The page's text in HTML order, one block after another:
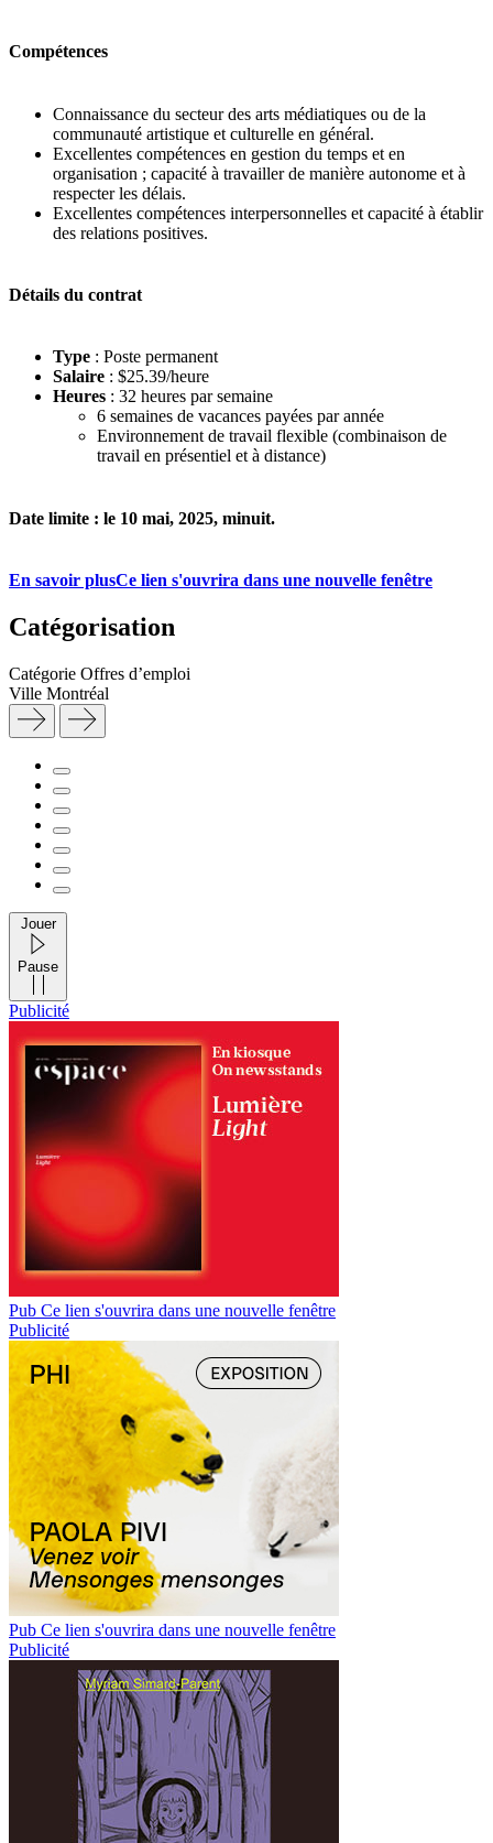
Compétences
Connaissance du secteur des arts médiatiques ou de la
communauté artistique et culturelle en général.
Excellentes compétences en gestion du temps et en
organisation ; capacité à travailler de manière autonome et à
respecter les délais.
Excellentes compétences interpersonnelles et capacité à établir
des relations positives.
Détails du contrat
Type : Poste permanent
Salaire : $25.39/heure
Heures : 32 heures par semaine
6 semaines de vacances payées par année
Environnement de travail flexible (combinaison de
travail en présentiel et à distance)
Date limite : le 10 mai, 2025, minuit.
En savoir plusCe lien s'ouvrira dans une nouvelle fenêtre
Catégorisation
Catégorie Offres d’emploi
Ville Montréal
Jouer
Pause
Publicité
Pub Ce lien s'ouvrira dans une nouvelle fenêtre
Publicité
Pub Ce lien s'ouvrira dans une nouvelle fenêtre
Publicité